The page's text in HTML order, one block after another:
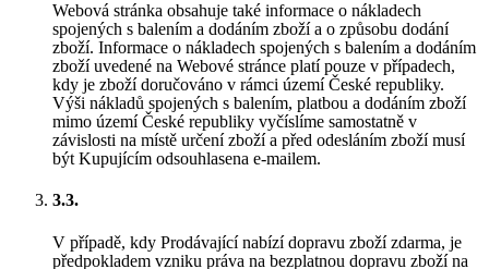
Webová stránka obsahuje také informace o nákladech
spojených s balením a dodáním zboží a o způsobu dodání
zboží. Informace o nákladech spojených s balením a dodáním
zboží uvedené na Webové stránce platí pouze v případech,
kdy je zboží doručováno v rámci území České republiky.
Výši nákladů spojených s balením, platbou a dodáním zboží
mimo území České republiky vyčíslíme samostatně v
závislosti na místě určení zboží a před odesláním zboží musí
být Kupujícím odsouhlasena e-mailem.
3.3.
V případě, kdy Prodávající nabízí dopravu zboží zdarma, je
předpokladem vzniku práva na bezplatnou dopravu zboží na